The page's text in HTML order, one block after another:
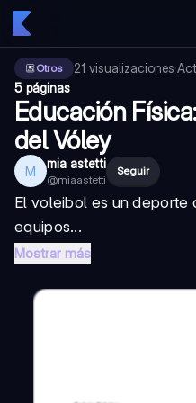
Otros 21 visualizaciones·
5 páginas
Educación
del Vóley
M mia astetti
@miaastetti
Seguir
El voleibol es un deporte
equipos...
Mostrar más